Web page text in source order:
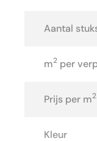
Aantal
m2 per
Prijs per m2
Kleur